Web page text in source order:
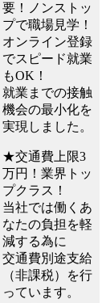
要！ノンストッ
プで職場見学！
オンライン登録
でスピード就業
もOK！
就業までの接触
機会の最小化を
実現しました。
★交通費上限3
万円！業界トッ
プクラス！
当社では働くあ
なたの負担を軽
減する為に
交通費別途支給
（非課税）を行
っています。